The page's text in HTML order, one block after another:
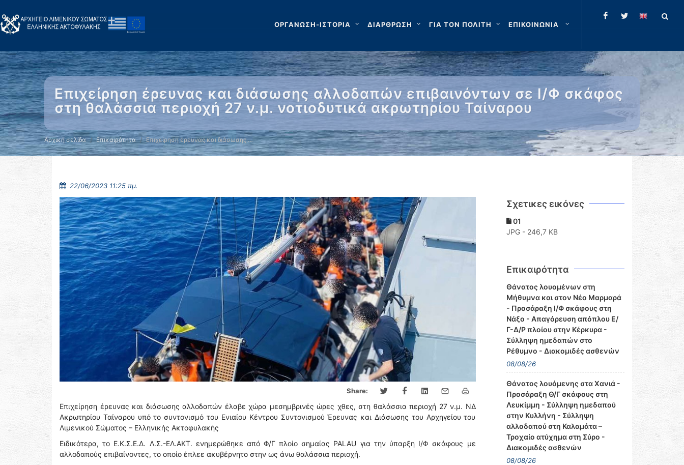
ΟΡΓΑΝΩΣΗ-ΙΣΤΟΡΙΑ ΔΙΑΡΘΡΩΣΗ ΓΙΑ ΤΟΝ ΠΟΛΙΤΗ ΕΠΙΚΟΙΝΩΝΙΑ
Επιχείρηση έρευνας και διάσωσης αλλοδαπών επιβαινόντων σε Ι/Φ σκάφος
στη θαλάσσια περιοχή 27 ν.μ. νοτιοδυτικά ακρωτηρίου Ταίναρου
Αρχική σελίδα Επικαιρότητα Επιχείρηση έρευνας και διάσωσης …
22/06/2023 11:25 πμ.
Share:
Επιχείρηση έρευνας και διάσωσης αλλοδαπών έλαβε χώρα μεσημβρινές ώρες χθες, στη θαλάσσια περιοχή 27 ν.μ. ΝΔ
Ακρωτηρίου Ταίναρου υπό το συντονισμό του Ενιαίου Κέντρου Συντονισμού Έρευνας και Διάσωσης του Αρχηγείου του
Λιμενικού Σώματος – Ελληνικής Ακτοφυλακής
Ειδικότερα, το Ε.Κ.Σ.Ε.Δ. Λ.Σ.-ΕΛ.ΑΚΤ. ενημερώθηκε από Φ/Γ πλοίο σημαίας PALAU για την ύπαρξη Ι/Φ σκάφους με
αλλοδαπούς επιβαίνοντες, το οποίο έπλεε ακυβέρνητο στην ως άνω θαλάσσια περιοχή.
Σχετικες εικόνες
01
JPG - 246,7 KB
Επικαιρότητα
Θάνατος λουομένων στη
Μήθυμνα και στον Νέο Μαρμαρά
- Προσάραξη Ι/Φ σκάφους στη
Νάξο - Απαγόρευση απόπλου Ε/
Γ-Δ/Ρ πλοίου στην Κέρκυρα -
Σύλληψη ημεδαπών στο
Ρέθυμνο - Διακομιδές ασθενών
08/08/26
Θάνατος λουόμενης στα Χανιά -
Προσάραξη Θ/Γ σκάφους στη
Λευκίμμη - Σύλληψη ημεδαπού
στην Κυλλήνη - Σύλληψη
αλλοδαπού στη Καλαμάτα –
Τροχαίο ατύχημα στη Σύρο -
Διακομιδές ασθενών
08/08/26